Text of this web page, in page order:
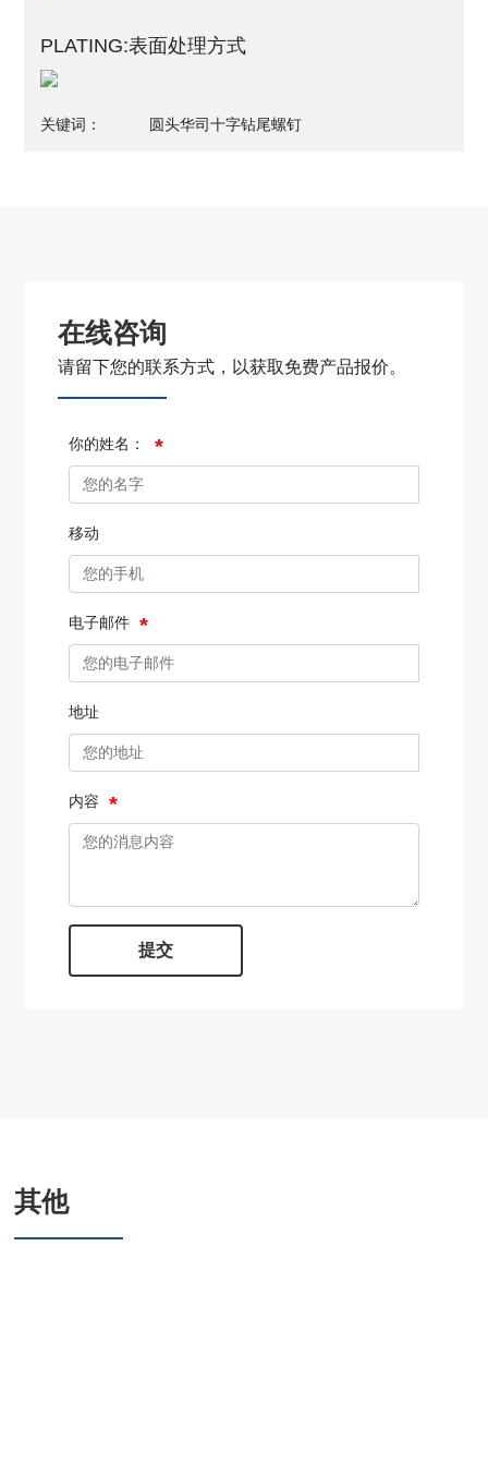
PLATING:表面处理方式
关键词： 圆头华司十字钻尾螺钉
在线咨询
请留下您的联系方式，以获取免费产品报价。
你的姓名：
移动
电子邮件
地址
内容
提交
其他